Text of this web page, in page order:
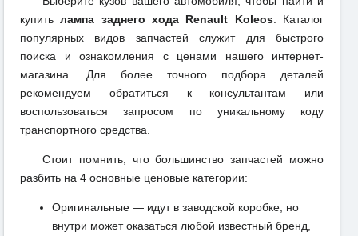
купитьлампа заднего хода Renault Koleos. Каталог
популярных видов запчастей служит для быстрого
поиска и ознакомления с ценами нашего интернет-
магазина. Для более точного подбора деталей
рекомендуем обратиться к консультантам или
воспользоваться запросом по уникальному коду
транспортного средства.
Стоит помнить, что большинство запчастей можно
разбить на 4 основные ценовые категории:
Оригинальные — идут в заводской коробке, но
внутри может оказаться любой известный бренд,